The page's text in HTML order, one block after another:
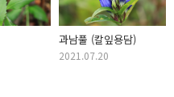
과남풀 (칼잎용담)
2021.07.20